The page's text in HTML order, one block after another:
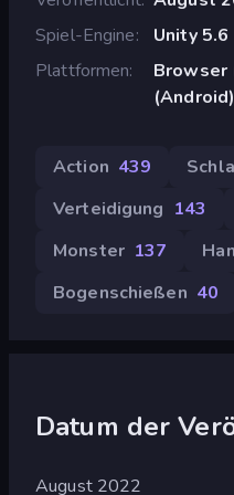
Spiel-Engine
Unity 5.6
Plattformen
Browser
(Android)
Action 439
Verteidigung 143
Monster 137
Bogenschießen 40
Datum der
August 2022